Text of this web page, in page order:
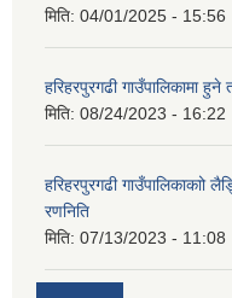
मिति: 04/01/2025 - 15:56
हरिहरपुरगढी गाउँपालिकामा हुने
मिति: 08/24/2023 - 16:22
हरिहरपुरगढी गाउँपालिकाकाो
रणनिति
मिति: 07/13/2023 - 11:08